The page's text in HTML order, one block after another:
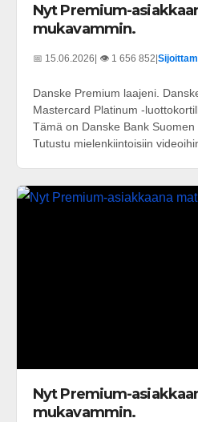
Nyt Premium-
mukavammin.
📅 15.06.2026 | 👁️ 1 656 852
Danske Premium laajeni.
Mastercard Platinum -
Tämä on Danske Bank
Tutustu mielenkiintoisiin
Nyt Premium-
mukavammin.